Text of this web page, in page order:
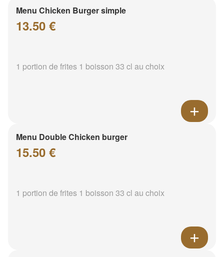
Menu Chicken Burger simple
13.50 €
1 portion de frites 1 boisson 33 cl au choix
Menu Double Chicken burger
15.50 €
1 portion de frites 1 boisson 33 cl au choix